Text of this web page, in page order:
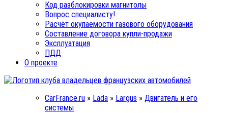
Код разблокировки магнитолы
Вопрос специалисту!
Расчёт окупаемости газового оборудования
Составление договора купли-продажи
Эксплуатация
ПДД
О проекте
CarFrance.ru » Lada » Largus » Двигатель и его
системы